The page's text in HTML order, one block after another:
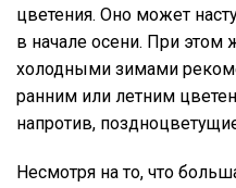
цветения. Оно может
в начале осени. При этом
холодными зимами
ранним или летним
напротив,
Несмотря на то, что